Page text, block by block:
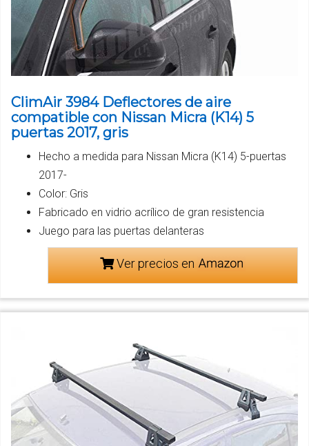
ClimAir 3984 Deflectores de aire
compatible con Nissan Micra (K14) 5
puertas 2017, gris
Hecho a medida para Nissan Micra (K14) 5-puertas
2017-
Color: Gris
Fabricado en vidrio acrílico de gran resistencia
Juego para las puertas delanteras
Ver precios en